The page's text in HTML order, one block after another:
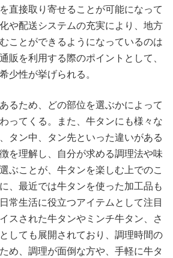
直接取り寄せることが可能になって
や配送システムの充実により、地方
ことができるようになっているのは
販を利用する際のポイントとして、
少性が挙げられる。
るため、どの部位を選ぶかによって
ってくる。また、牛タンにも様々な
タン中、タン先といった違いがある
を理解し、自分が求める調理法や味
ぶことが、牛タンを楽しむ上でのこ
、最近では牛タンを使った加工品も
常生活に役立つアイテムとして注目
スされた牛タンやミンチ牛タン、さ
しても展開されており、調理時間の
め、調理が面倒な方や、手軽に牛タ